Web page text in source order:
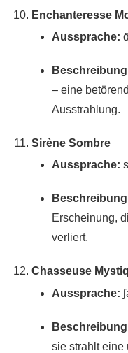
Enchanteresse
Aussprache:
– eine
Ausstrahlung.
Sirène Sombre
Aussprache:
Erscheinung,
verliert.
Chasseuse
Aussprache:
sie strahlt eine